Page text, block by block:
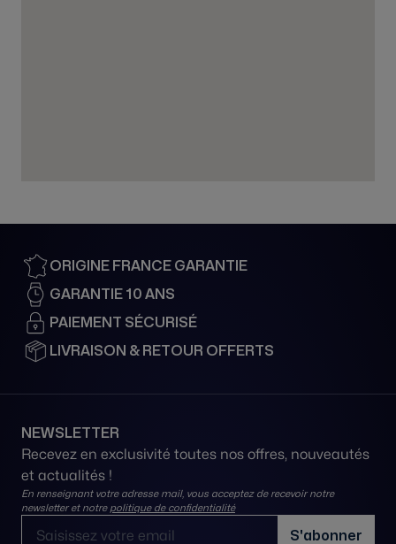
ORIGINE FRANCE GARANTIE
GARANTIE 10 ANS
PAIEMENT SÉCURISÉ
LIVRAISON & RETOUR OFFERTS
NEWSLETTER
Recevez en exclusivité toutes nos offres, nouveautés
et actualités !
En renseignant votre adresse mail, vous acceptez de recevoir notre
newsletter et notre politique de confidentialité
S'abonner